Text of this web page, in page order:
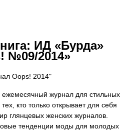
ИД «Бурда»
№09/2014»
Oops! 2014"
ежемесячный журнал для стильных
кто только открывает для себя
глянцевых женских журналов.
тенденции моды для молодых